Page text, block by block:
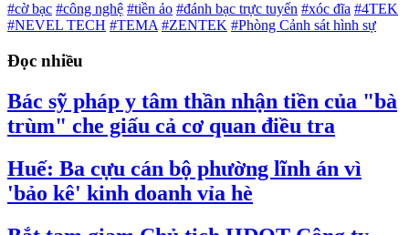
#cờ bạc #công nghệ #tiền ảo #đánh bạc trực tuyến #xóc đĩa #4TEK
#NEVEL TECH #TEMA #ZENTEK #Phòng Cảnh sát hình sự
Đọc nhiều
Bác sỹ pháp y tâm thần nhận tiền của "bà
trùm" che giấu cả cơ quan điều tra
Huế: Ba cựu cán bộ phường lĩnh án vì
'bảo kê' kinh doanh vỉa hè